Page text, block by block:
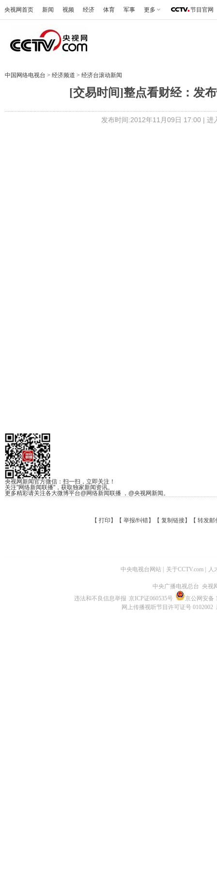
央视网首页 新闻 视频 经济 体育 军事 更多 节目官网
中国网络电视台 > 经济频道 > 经济台滚动新闻
[交易时间]整点看财经：发
发布时间:2012年11月09日 17:00 | 进
央视网新闻官方微信：扫一扫，立即关注！
关注"网络新闻联播"，获取独家新闻资讯。
更多精彩请关注各大微博平台@网络新闻联播 ，@央视网新闻。
【 打印 】【 举报/纠错】【 复制链接】【 转发邮
中央电视台网站 关于CCTV.com 人
中央广播电视总台 央视
违法和不良信息举报 京ICP证060535号
京公网安备
网上传播视听节目许可证号 0102002